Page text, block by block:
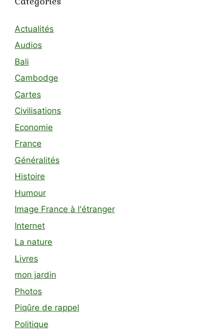
Actualités
Audios
Bali
Cambodge
Cartes
Civilisations
Economie
France
Généralités
Histoire
Humour
Image France à l'étranger
Internet
La nature
Livres
mon jardin
Photos
Piqûre de rappel
Politique